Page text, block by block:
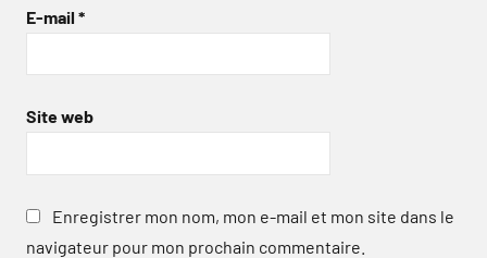
E-mail *
Site web
Enregistrer mon nom, mon e-mail et mon site dans le
navigateur pour mon prochain commentaire.